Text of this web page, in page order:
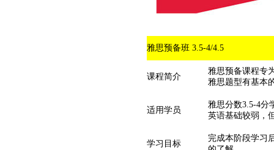
雅思预备班 3.5-4/4.5
课程简介
雅思预备课程专
雅思题型有基本
适用学员
雅思分数3.5-4分
英语基础较弱，
学习目标
完成本阶段学习